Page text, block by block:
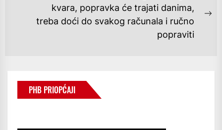
kvara, popravka će trajati danima,
treba doći do svakog računala i ručno
popraviti
PHB PRIOPĆAJI